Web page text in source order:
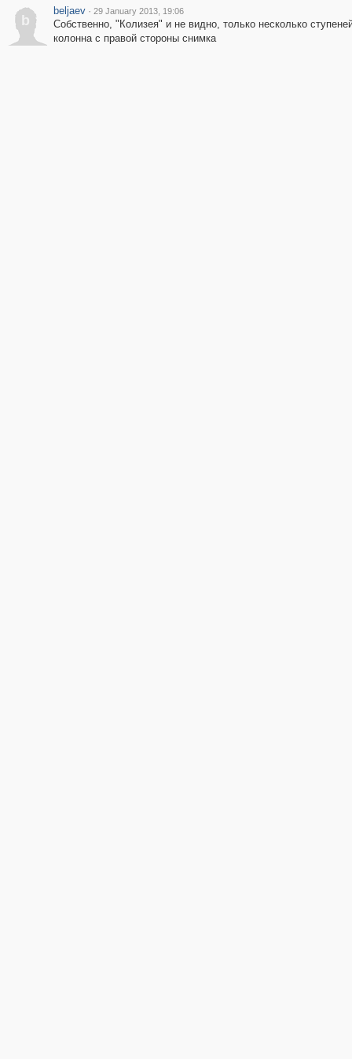
b
beljaev · 29 January 2013, 19:06
Собственно, "Колизея" и не видно, только несколько
колонна с правой стороны снимка